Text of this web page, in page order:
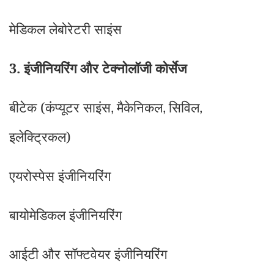
मेडिकल लेबोरेटरी साइंस
3. इंजीनियरिंग और टेक्नोलॉजी कोर्सेज
बीटेक (कंप्यूटर साइंस,मैकेनिकल,सिविल,
इलेक्ट्रिकल)
एयरोस्पेस इंजीनियरिंग
बायोमेडिकल इंजीनियरिंग
आईटी और सॉफ्टवेयर इंजीनियरिंग